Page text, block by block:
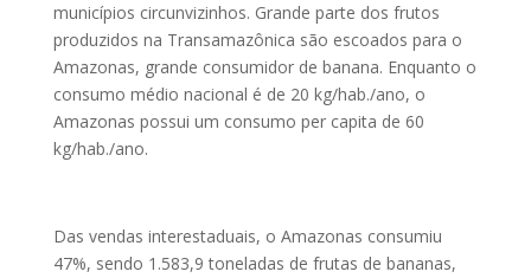
municípios circunvizinhos. Grande parte dos frutos
produzidos na Transamazônica são escoados para o
Amazonas, grande consumidor de banana. Enquanto o
consumo médio nacional é de 20 kg/hab./ano, o
Amazonas possui um consumo per capita de 60
kg/hab./ano.
Das vendas interestaduais, o Amazonas consumiu
47%, sendo 1.583,9 toneladas de frutas de bananas,